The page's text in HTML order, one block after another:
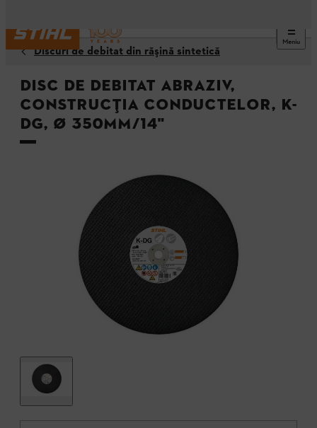
Meniu
Discuri de debitat din răşină sintetică
Disc de debitat abraziv,
Construcția conductelor, K-
DG, Ø 350mm/14"